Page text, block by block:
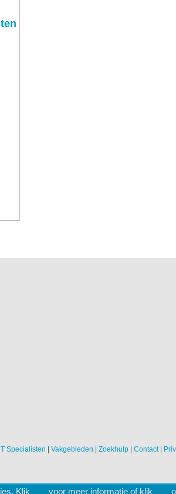
Klik voor meer informatie of klik
Specialisten Vakgebieden Zoekhulp Contact|